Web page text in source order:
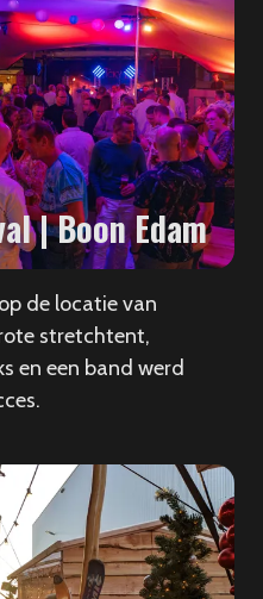
| Boon Edam
de locatie van
stretchtent,
en een band werd